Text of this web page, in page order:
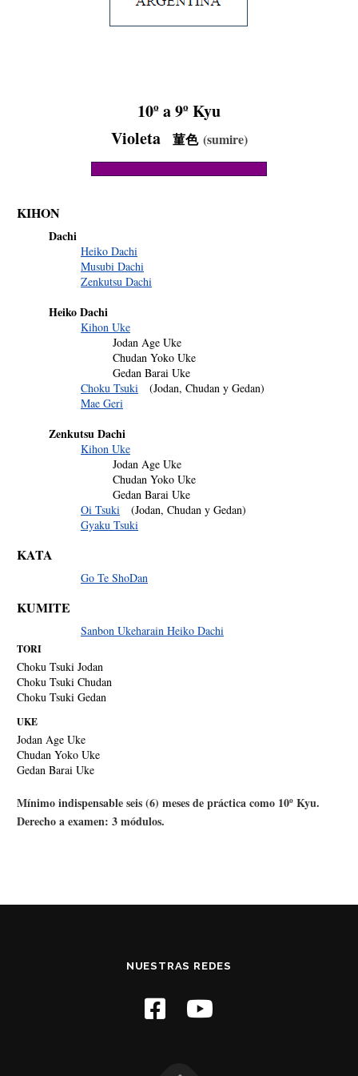
10º a 9º Kyu
Violeta
菫色 (sumire)
KIHON
Dachi
Heiko Dachi
Musubi Dachi
Zenkutsu Dachi
Heiko Dachi
Kihon Uke
Jodan Age Uke
Chudan Yoko Uke
Gedan Barai Uke
Choku Tsuki (Jodan, Chudan y Gedan)
Mae Geri
Zenkutsu Dachi
Kihon Uke
Jodan Age Uke
Chudan Yoko Uke
Gedan Barai Uke
Oi Tsuki (Jodan, Chudan y Gedan)
Gyaku Tsuki
KATA
Go Te ShoDan
KUMITE
Sanbon Ukeharain Heiko Dachi
TORI
Choku Tsuki Jodan
Choku Tsuki Chudan
Choku Tsuki Gedan
UKE
Jodan Age Uke
Chudan Yoko Uke
Gedan Barai Uke
Mínimo indispensable seis (6) meses de práctica como 10º Kyu.
Derecho a examen: 3 módulos.
NUESTRAS REDES